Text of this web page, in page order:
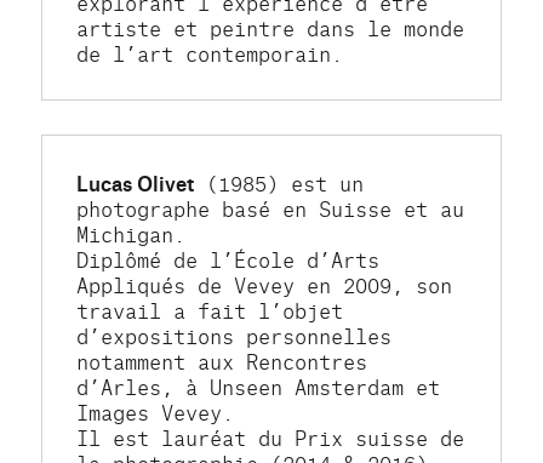
artiste et peintre dans le monde
de l’art contemporain.
Lucas Olivet (1985) est un
photographe basé en Suisse et au
Michigan.
Diplômé de l’École d’Arts
Appliqués de Vevey en 2009, son
travail a fait l’objet
d’expositions personnelles
notamment aux Rencontres
d’Arles, à Unseen Amsterdam et
Images Vevey.
Il est lauréat du Prix suisse de